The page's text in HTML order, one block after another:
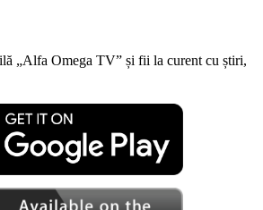
„Alfa Omega TV” și fii la curent cu știri,